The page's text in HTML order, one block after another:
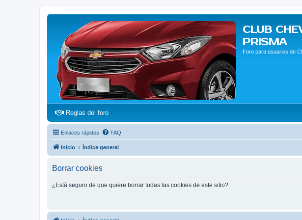
CLUB
PRISMA
Foro para usuarios de
Reglas del foro(Opens a new tab)
Enlaces rápidos FAQ
Inicio Índice general
Borrar cookies
¿Está seguro de que quiere borrar todas las cookies de este sitio?